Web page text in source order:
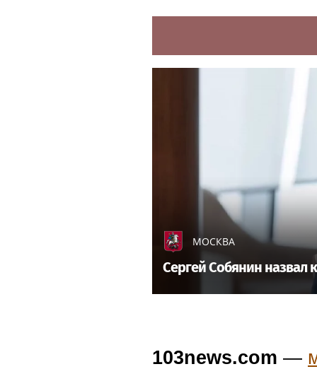
МОСКВА
Сергей Собянин назвал
103news.com —